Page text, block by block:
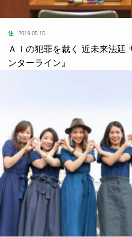
住 2019.05.15
ＡＩの犯罪を裁く 近未来法廷
ンターライン』